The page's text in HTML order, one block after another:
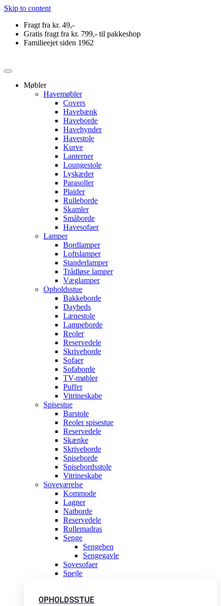
Skip to content
Fragt fra kr. 49,-
Gratis fragt fra kr. 799,- til pakkeshop
Familieejet siden 1962
Møbler
Havemøbler
Covers
Havebænk
Haveborde
Havehynder
Havestole
Kurve
Lanterner
Loungestole
Lyskæder
Parasoller
Plaider
Rulleborde
Skamler
Småborde
Havesofaer
Lamper
Bordlamper
Loftslamper
Standerlamper
Trådløse lamper
Væglamper
Opholdsstue
Bakkeborde
Daybeds
Lænestole
Lampeborde
Reoler
Reservedele
Skriveborde
Sofaer
Sofaborde
TV-møbler
Puffer
Vitrineskabe
Spisestue
Barstole
Reoler spisestue
Reservedele
Skænke
Skriveborde
Spiseborde
Spisebordsstole
Vitrineskabe
Soveværelse
Kommode
Lagner
Natborde
Reservedele
Rullemadras
Senge
Sengeben
Sengegavle
Sovesofaer
Spejle
OPHOLDSSTUE